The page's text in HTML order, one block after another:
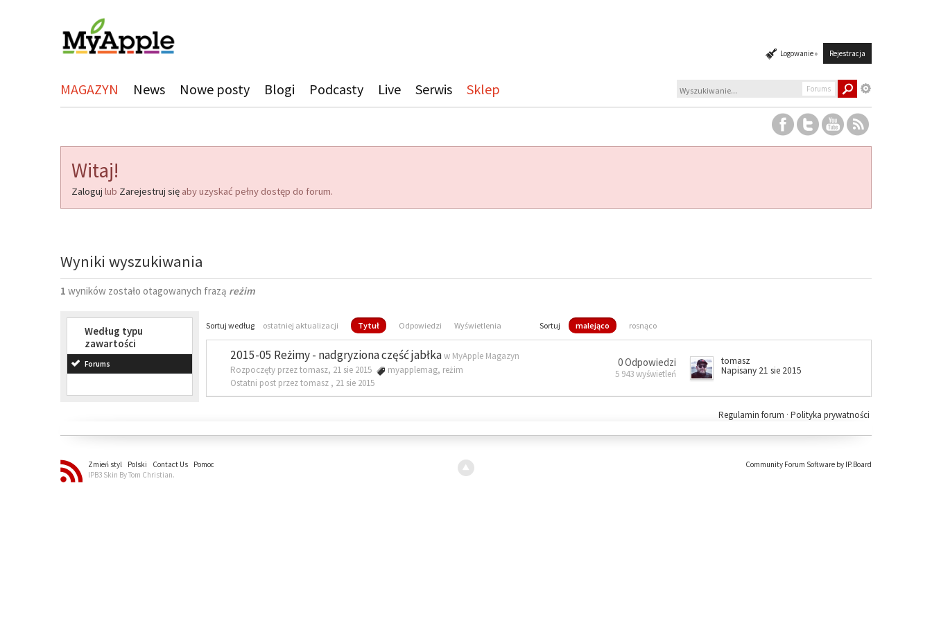
Logowanie » Rejestracja
MAGAZYN News Nowe posty Blogi Podcasty Live Serwis Sklep Forums
Witaj!
Zaloguj lub Zarejestruj się aby uzyskać pełny dostęp do forum.
Wyniki wyszukiwania
1 wyników zostało otagowanych frazą reżim
Według typu
zawartości
Forums
Sortuj według ostatniej aktualizacji Tytuł Odpowiedzi Wyświetlenia Sortuj malejąco rosnąco
2015-05 Reżimy - nadgryziona część jabłkaw MyApple Magazyn
Rozpoczęty przez tomasz, 21 sie 2015
myapplemag, reżim
Ostatni post przez tomasz , 21 sie 2015
0 Odpowiedzi
5 943 wyświetleń
tomasz
Napisany 21 sie 2015
Polityka prywatności
Regulamin forum ·
Zmień styl Polski Contact Us
Pomoc
IPB3 Skin By Tom Christian.
Community Forum Software by IP.Board